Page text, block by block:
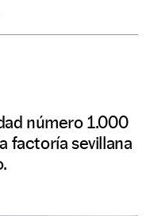
número 1.000
factoría sevillana